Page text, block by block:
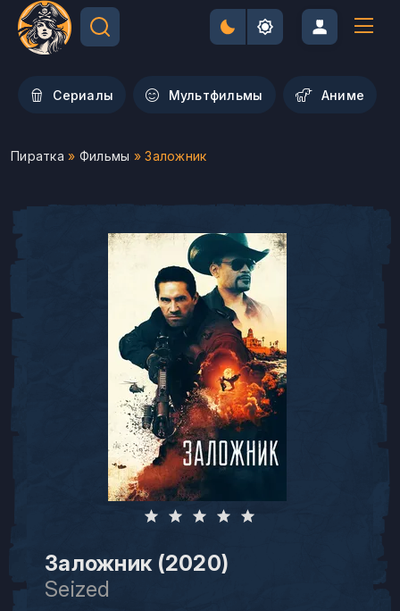
Сериалы Мультфильмы Aниме
Пиратка » Фильмы » Заложник
Заложник (2020)
Seized